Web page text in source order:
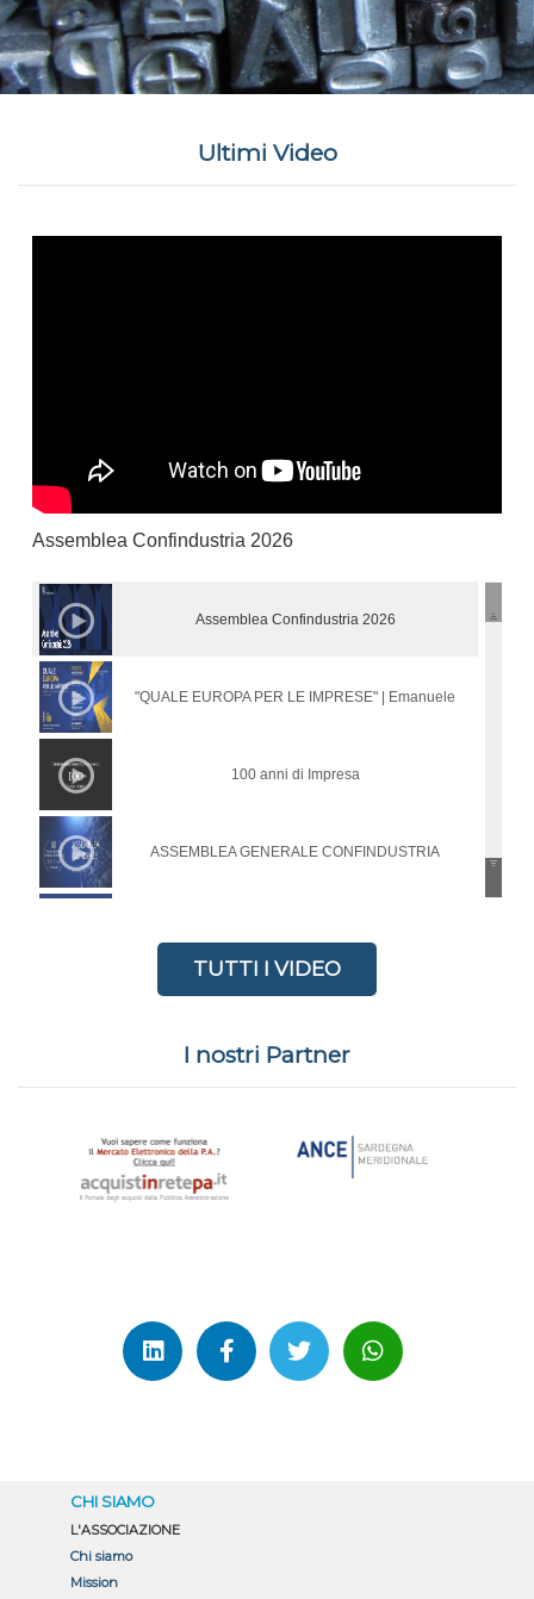
Ultimi Video
Assemblea Confindustria 2026
Assemblea Confindustria 2026
"QUALE EUROPA PER LE IMPRESE" | Emanuele
Orsini ed Enrico Letta ospiti di Confindustria Sardegna
100 anni di Impresa
ASSEMBLEA GENERALE CONFINDUSTRIA
TUTTI I VIDEO
I nostri Partner
CHI SIAMO
L'ASSOCIAZIONE
Chi siamo
Mission